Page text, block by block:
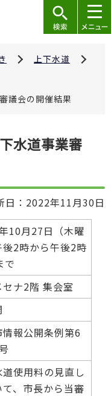
上下水道
議会の開催結果
水道事業審
日：2022年11月30日
10月27日（木曜
後2時から午後2時
で
セナ2階 集会室
情報公開条例第6
道使用料の見直し
て、市長から当審